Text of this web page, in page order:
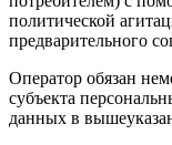
политической
предварительного
Оператор обязан
субъекта
данных в